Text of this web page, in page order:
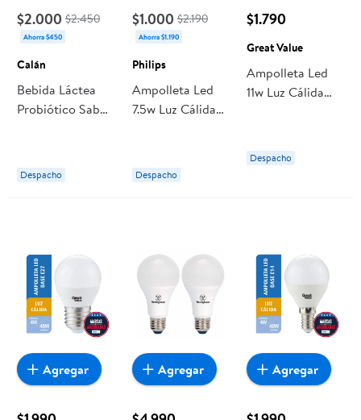
$2.000 $2.450
Ahorra $450
Calán
Bebida Láctea
Probiótico Sabor
Botellas 90 cc
c/u Calán
Despacho
$1.000 $2.190
Ahorra $1.190
Philips
Ampolleta Led
7.5w Luz Cálida
Despacho
$1.790
Great Value
Ampolleta Led
11w Luz Cálida
Despacho
Agregar Agregar Agregar